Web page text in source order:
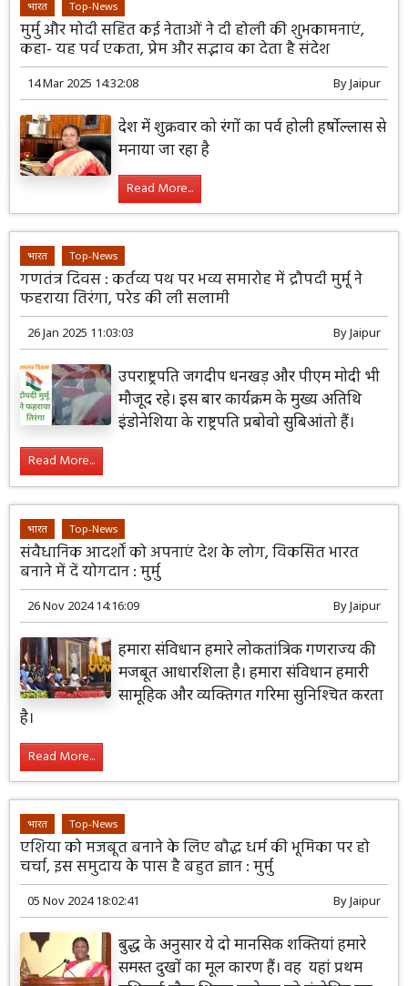
भारत Top-News
मुर्मु और मोदी सहित कई नेताओं ने दी होली की शुभकामनाएं,
कहा- यह पर्व एकता, प्रेम और सद्भाव का देता है संदेश
14 Mar 2025 14:32:08 ByJaipur
देश में शुक्रवार को रंगों का पर्व होली हर्षोल्लास से
मनाया जा रहा है
Read More...
भारत Top-News
गणतंत्र दिवस : कर्तव्य पथ पर भव्य समारोह में द्रौपदी मुर्मू ने
फहराया तिरंगा, परेड की ली सलामी
26 Jan 2025 11:03:03 ByJaipur
उपराष्ट्रपति जगदीप धनखड़ और पीएम मोदी भी
मौजूद रहे। इस बार कार्यक्रम के मुख्य अतिथि
इंडोनेशिया के राष्ट्रपति प्रबोवो सुबिआंतो हैं।
Read More...
भारत Top-News
संवैधानिक आदर्शों को अपनाएं देश के लोग, विकसित भारत
बनाने में दें योगदान : मुर्मु
26 Nov 2024 14:16:09 ByJaipur
हमारा संविधान हमारे लोकतांत्रिक गणराज्य की
मजबूत आधारशिला है। हमारा संविधान हमारी
सामूहिक और व्यक्तिगत गरिमा सुनिश्चित करता
है।
Read More...
भारत Top-News
एशिया को मजबूत बनाने के लिए बौद्ध धर्म की भूमिका पर हो
चर्चा, इस समुदाय के पास है बहुत ज्ञान : मुर्मु
05 Nov 2024 18:02:41 ByJaipur
बुद्ध के अनुसार ये दो मानसिक शक्तियां हमारे
समस्त दुखों का मूल कारण हैं। वह यहां प्रथम